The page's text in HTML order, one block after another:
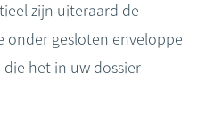
zijn uiteraard de
onder gesloten enveloppe
die het in uw dossier